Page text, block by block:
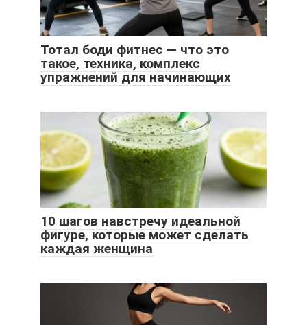
Тотал боди фитнес — что это
такое, техника, комплекс
упражнений для начинающих
10 шагов навстречу идеальной
фигуре, которые может сделать
каждая женщина